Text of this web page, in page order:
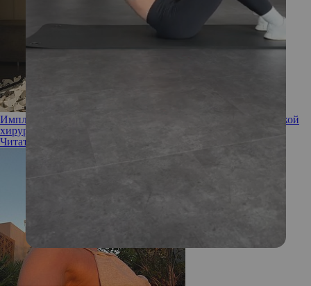
Импланты про запас: хватит ли расходников для пластической
хирургии всем желающим?
Читать полностью